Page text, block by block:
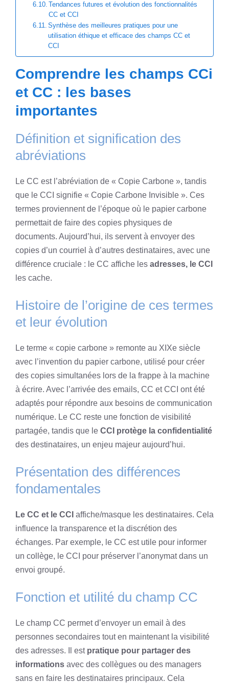
Tendances futures et évolution des fonctionnalités
CC et CCI
Synthèse des meilleures pratiques pour une
utilisation éthique et efficace des champs CC et
CCI
Comprendre les champs CCi
et CC : les bases
importantes
Définition et signification des
abréviations
Le CC est l’abréviation de « Copie Carbone », tandis
que le CCI signifie « Copie Carbone Invisible ». Ces
termes proviennent de l’époque où le papier carbone
permettait de faire des copies physiques de
documents. Aujourd’hui, ils servent à envoyer des
copies d’un courriel à d’autres destinataires, avec une
différence cruciale : le CC affiche les adresses, le CCI
les cache.
Histoire de l’origine de ces termes
et leur évolution
Le terme « copie carbone » remonte au XIXe siècle
avec l’invention du papier carbone, utilisé pour créer
des copies simultanées lors de la frappe à la machine
à écrire. Avec l’arrivée des emails, CC et CCI ont été
adaptés pour répondre aux besoins de communication
numérique. Le CC reste une fonction de visibilité
partagée, tandis que le CCI protège la confidentialité
des destinataires, un enjeu majeur aujourd’hui.
Présentation des différences
fondamentales
Le CC et le CCI affiche/masque les destinataires. Cela
influence la transparence et la discrétion des
échanges. Par exemple, le CC est utile pour informer
un collège, le CCI pour préserver l’anonymat dans un
envoi groupé.
Fonction et utilité du champ CC
Le champ CC permet d’envoyer un email à des
personnes secondaires tout en maintenant la visibilité
des adresses. Il est pratique pour partager des
informations avec des collègues ou des managers
sans en faire les destinataires principaux. Cela